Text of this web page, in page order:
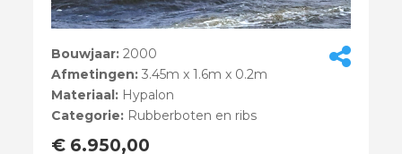
Bouwjaar:2000
Afmetingen:3.45m x 1.6m x 0.2m
Materiaal: Hypalon
Categorie: Rubberboten en ribs
€ 6.950,00